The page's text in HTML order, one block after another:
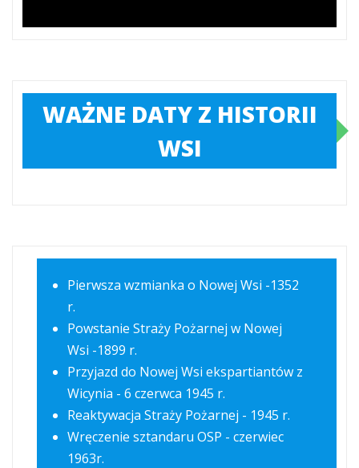
WAŻNE DATY Z HISTORII
WSI
Pierwsza wzmianka o Nowej Wsi -1352
r.
Powstanie Straży Pożarnej w Nowej
Wsi -1899 r.
Przyjazd do Nowej Wsi ekspartiantów z
Wicynia - 6 czerwca 1945 r.
Reaktywacja Straży Pożarnej - 1945 r.
Wręczenie sztandaru OSP - czerwiec
1963r.